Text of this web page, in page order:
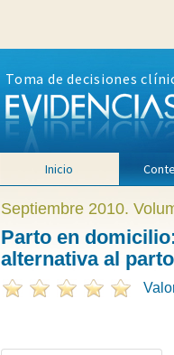
Toma de decisiones
Inicio
Septiembre 2010.
Parto en
alternativa al